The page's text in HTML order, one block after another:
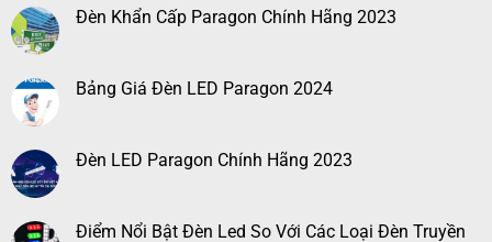
Đèn Khẩn Cấp Paragon Chính Hãng 2023
Bảng Giá Đèn LED Paragon 2024
Đèn LED Paragon Chính Hãng 2023
Điểm Nổi Bật Đèn Led So Với Các Loại Đèn Truyền